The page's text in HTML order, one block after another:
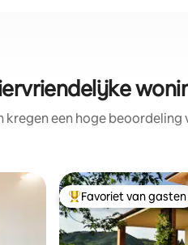
een hoge
Topfavoriet van
Favoriet van gasten